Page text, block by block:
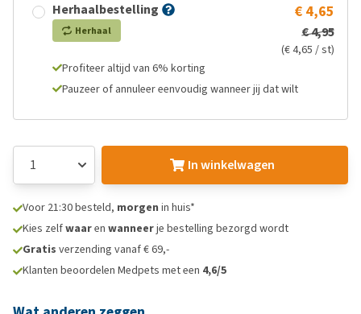
Herhaalbestelling
Herhaal
€ 4,65
€ 4,95
(€ 4,65 / st)
Profiteer altijd van 6% korting
Pauzeer of annuleer eenvoudig wanneer jij dat wilt
In winkelwagen
Voor 21:30 besteld, morgen in huis*
Kies zelfwaaren wanneerje bestelling bezorgd wordt
Gratis verzending vanaf € 69,-
Klanten beoordelen Medpets met een 4,6/5